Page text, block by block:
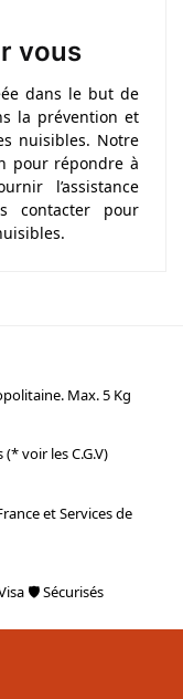
vous
dans le but de
la prévention et
nuisibles. Notre
pour répondre à
l’assistance
contacter pour
Max. 5 Kg
voir les C.G.V)
et Services de
🛡 Sécurisés